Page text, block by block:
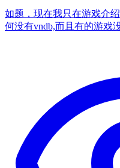
如题，现在我只在游戏介
何没有vndb,而且有的游戏